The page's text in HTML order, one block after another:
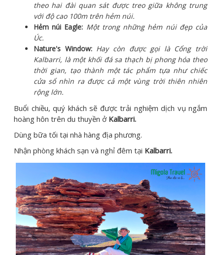
theo hai đài quan sát được treo giữa không trung
với độ cao 100m trên hẻm núi.
Hẻm núi Eagle: Một trong những hẻm núi đẹp của
Úc.
Nature's Window: Hay còn được gọi là Cổng trời
Kalbarri, là một khối đá sa thạch bị phong hóa theo
thời gian, tạo thành một tác phẩm tựa như chiếc
cửa sổ nhìn ra được cả một vùng trời thiên nhiên
rộng lớn.
Buổi chiều, quý khách sẽ được trải nghiệm dịch vụ ngắm
hoàng hôn trên du thuyền ở Kalbarri.
Dùng bữa tối tại nhà hàng địa phương.
Nhận phòng khách sạn và nghỉ đêm tại Kalbarri.